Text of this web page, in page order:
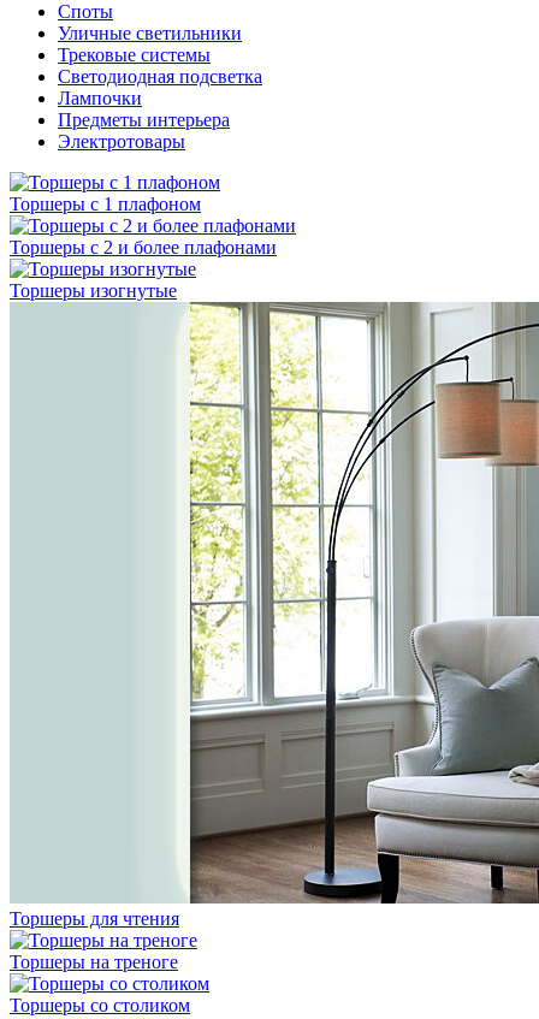
Споты
Уличные светильники
Трековые системы
Светодиодная подсветка
Лампочки
Предметы интерьера
Электротовары
Торшеры с 1 плафоном
Торшеры с 2 и более плафонами
Торшеры изогнутые
Торшеры для чтения
Торшеры на треноге
Торшеры со столиком